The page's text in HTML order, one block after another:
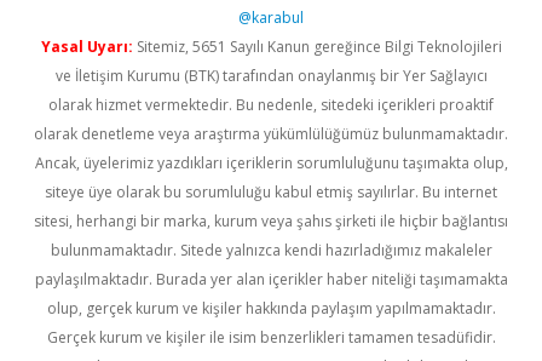
@karabul
Yasal Uyarı: Sitemiz, 5651 Sayılı Kanun gereğince Bilgi Teknolojileri
ve İletişim Kurumu (BTK) tarafından onaylanmış bir Yer Sağlayıcı
olarak hizmet vermektedir. Bu nedenle, sitedeki içerikleri proaktif
olarak denetleme veya araştırma yükümlülüğümüz bulunmamaktadır.
Ancak, üyelerimiz yazdıkları içeriklerin sorumluluğunu taşımakta olup,
siteye üye olarak bu sorumluluğu kabul etmiş sayılırlar. Bu internet
sitesi, herhangi bir marka, kurum veya şahıs şirketi ile hiçbir bağlantısı
bulunmamaktadır. Sitede yalnızca kendi hazırladığımız makaleler
paylaşılmaktadır. Burada yer alan içerikler haber niteliği taşımamakta
olup, gerçek kurum ve kişiler hakkında paylaşım yapılmamaktadır.
Gerçek kurum ve kişiler ile isim benzerlikleri tamamen tesadüfidir.